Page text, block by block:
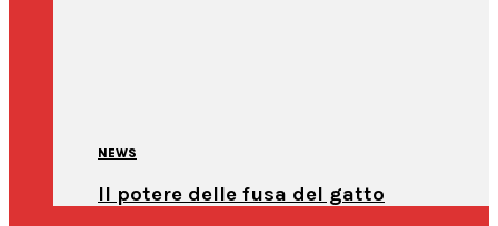
NEWS
Il potere delle fusa del gatto